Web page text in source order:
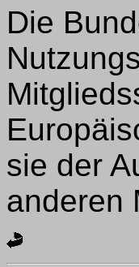
Die
sie der
anderen